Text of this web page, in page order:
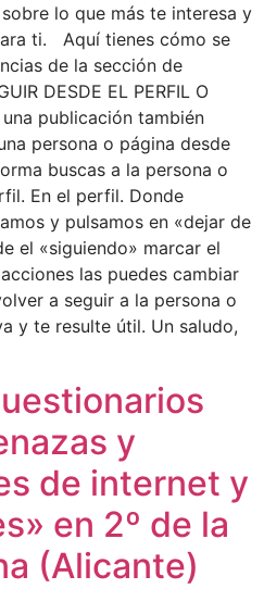
lo que más te interesa y
ti. Aquí tienes cómo se
de la sección de
DESDE EL PERFIL O
una publicación también
persona o página desde
buscas a la persona o
En el perfil. Donde
y pulsamos en «dejar de
el «siguiendo» marcar el
las puedes cambiar
a seguir a la persona o
y te resulte útil. Un saludo,
y
de internet y
en 2º de la
(Alicante)